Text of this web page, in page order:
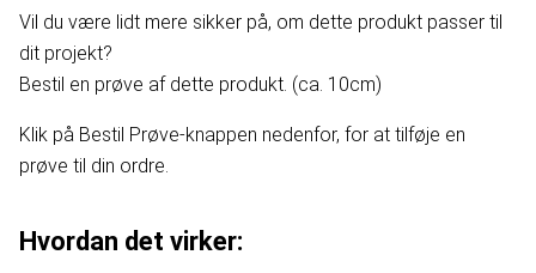
Vil du være lidt mere sikker på, om dette produkt passer til
dit projekt?
Bestil en prøve af dette produkt. (ca. 10cm)
Klik på Bestil Prøve-knappen nedenfor, for at tilføje en
prøve til din ordre.
Hvordan det virker: